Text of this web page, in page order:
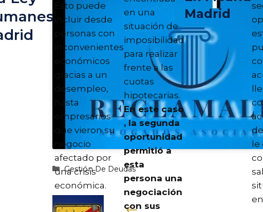
Esto puede
incluir desde
personas con
inconvenientes
económicos
gracias a un
desempleo,
hasta
empresarios
que vieron su
negocio
afectado por
una crisis
económica.
en una
situación de
imposibilidad
para realizar
frente a las
cuotas
hipotecarias.
En este caso
, la segunda
oportunidad
permitió a
esta
persona una
negociación
con sus
Madrid
le
Categorías
Gestión De Deudas